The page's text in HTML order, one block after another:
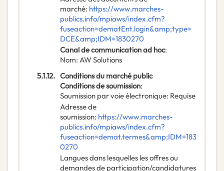
marché: https://www.marches-
publics.info/mpiaws/index.cfm?
fuseaction=dematEnt.login&amp;type=
DCE&amp;IDM=1830270
Canal de communication ad hoc:
Nom: AW Solutions
5.1.12. Conditions du marché public
Conditions de soumission:
Soumission par voie électronique: Requise
Adresse de
soumission: https://www.marches-
publics.info/mpiaws/index.cfm?
fuseaction=demat.termes&amp;IDM=183
0270
Langues dans lesquelles les offres ou
demandes de participation/candidatures